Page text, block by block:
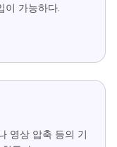
이 가능하다.
영상 압축 등의 기